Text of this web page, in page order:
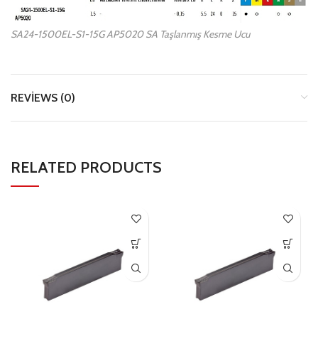
SA24-1500EL-S1-15G AP5020 SA Taşlanmış Kesme Ucu
REVIEWS (0)
RELATED PRODUCTS